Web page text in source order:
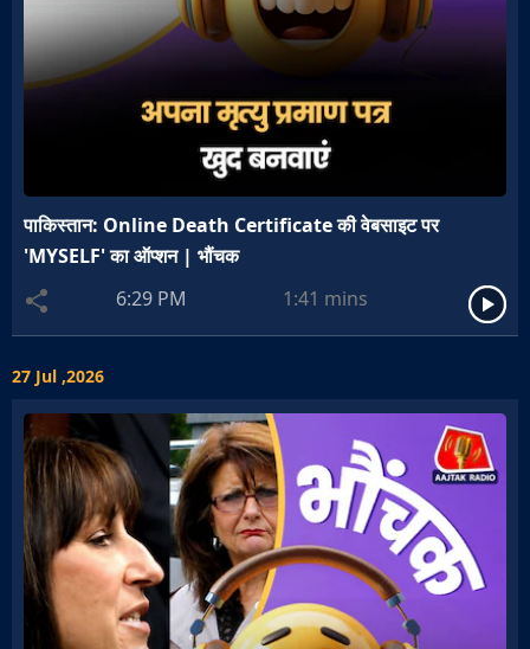
पाकिस्तान: Online Death Certificate की वेबसाइट पर
'MYSELF' का ऑप्शन | भौंचक
6:29 PM
1:41 mins
27 Jul ,2026